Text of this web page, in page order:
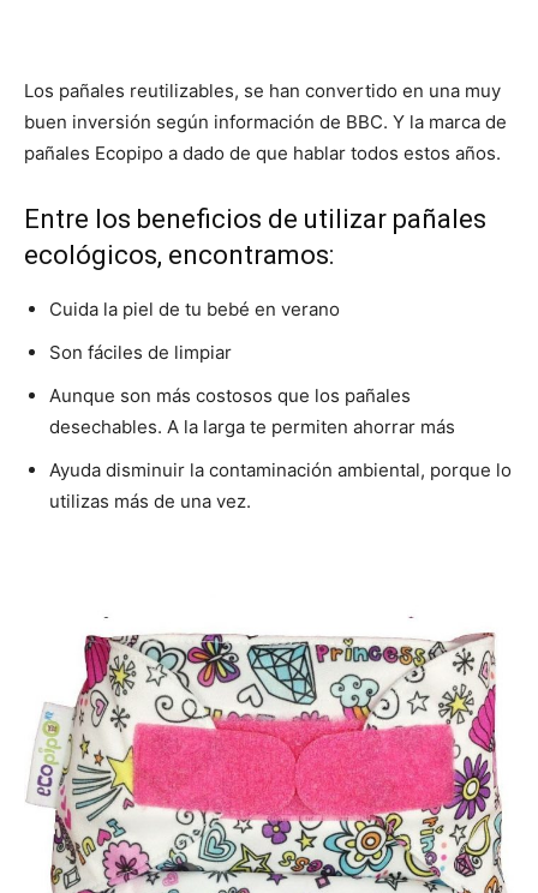
Los pañales reutilizables, se han convertido en una muy
buen inversión según información de BBC. Y la marca de
pañales Ecopipo a dado de que hablar todos estos años.
Entre los beneficios de utilizar pañales
ecológicos, encontramos:
Cuida la piel de tu bebé en verano
Son fáciles de limpiar
Aunque son más costosos que los pañales
desechables. A la larga te permiten ahorrar más
Ayuda disminuir la contaminación ambiental, porque lo
utilizas más de una vez.